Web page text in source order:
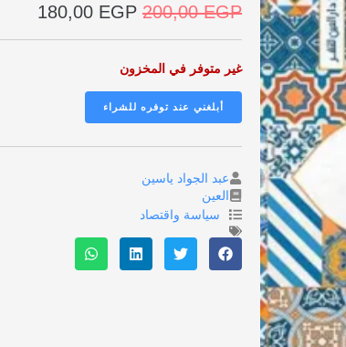
200,00EGP
180,00 EGP
غير متوفر في المخزون
عبد الجواد ياسين
العين
سياسة واقتصاد